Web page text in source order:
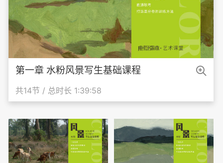
第一章 水粉风景写生基础课程
共14节 / 总时长 1:39:58
